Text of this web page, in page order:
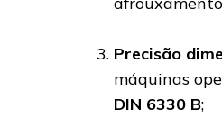
Precisão
máquinas
DIN 6330 B;